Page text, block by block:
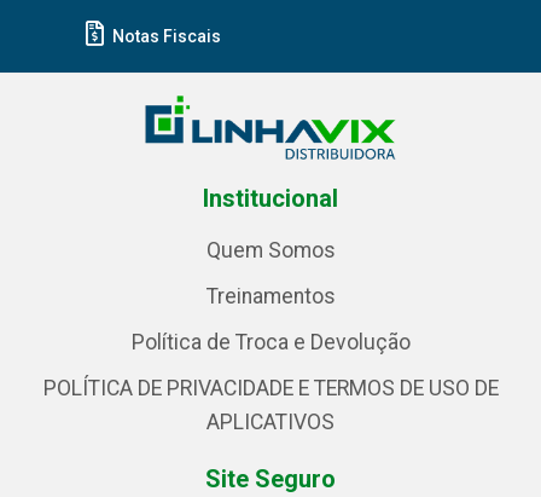
Notas Fiscais
Institucional
Quem Somos
Treinamentos
Política de Troca e Devolução
POLÍTICA DE PRIVACIDADE E TERMOS DE USO DE
APLICATIVOS
Site Seguro